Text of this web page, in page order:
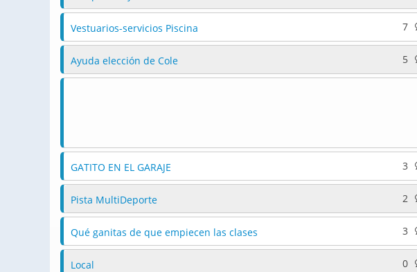
Vestuarios-servicios Piscina 7
Ayuda elección de Cole 5
GATITO EN EL GARAJE 3
Pista MultiDeporte 2
Qué ganitas de que empiecen las clases 3
Local 0